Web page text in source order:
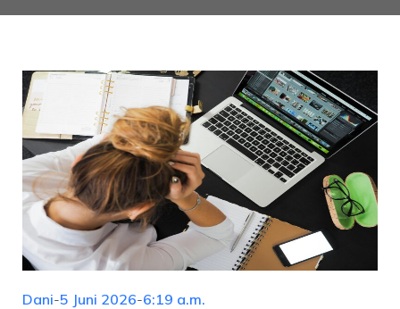
Dani-5 Juni 2026-6:19 a.m.